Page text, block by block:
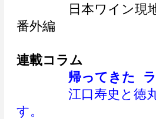
日本ワイン現地試
番外編
連載コラム
帰ってきた
江口寿史と徳丸真
す。